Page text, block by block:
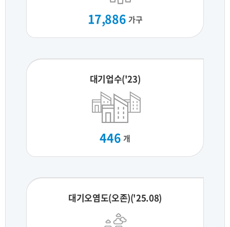
17,886 가구
대기업수('23)
446 개
대기오염도(오존)('25.08)